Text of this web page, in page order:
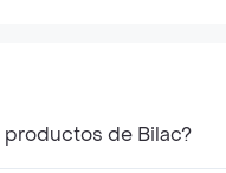
de Bilac?